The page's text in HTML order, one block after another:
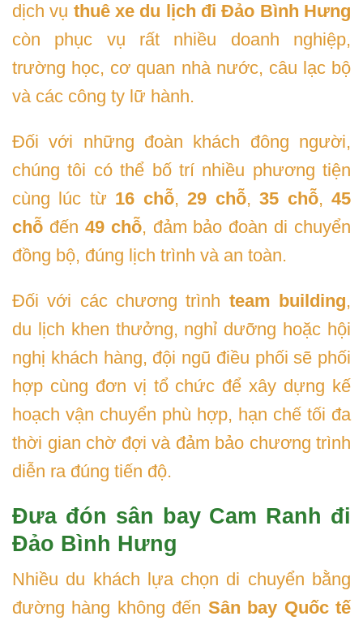
dịch vụ thuê xe du lịch đi Đảo Bình Hưng
còn phục vụ rất nhiều doanh nghiệp,
trường học, cơ quan nhà nước, câu lạc bộ
và các công ty lữ hành.
Đối với những đoàn khách đông người,
chúng tôi có thể bố trí nhiều phương tiện
cùng lúc từ 16 chỗ,29 chỗ,35 chỗ,45
chỗ đến 49 chỗ, đảm bảo đoàn di chuyển
đồng bộ, đúng lịch trình và an toàn.
Đối với các chương trình team building,
du lịch khen thưởng, nghỉ dưỡng hoặc hội
nghị khách hàng, đội ngũ điều phối sẽ phối
hợp cùng đơn vị tổ chức để xây dựng kế
hoạch vận chuyển phù hợp, hạn chế tối đa
thời gian chờ đợi và đảm bảo chương trình
diễn ra đúng tiến độ.
Đưa đón sân bay Cam Ranh đi
Đảo Bình Hưng
Nhiều du khách lựa chọn di chuyển bằng
đường hàng không đến Sân bay Quốc tế